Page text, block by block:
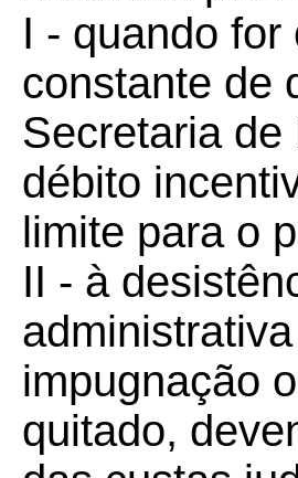
I - quando
constante de
Secretaria
débito
limite para o
II - à
impugnação
quitado,